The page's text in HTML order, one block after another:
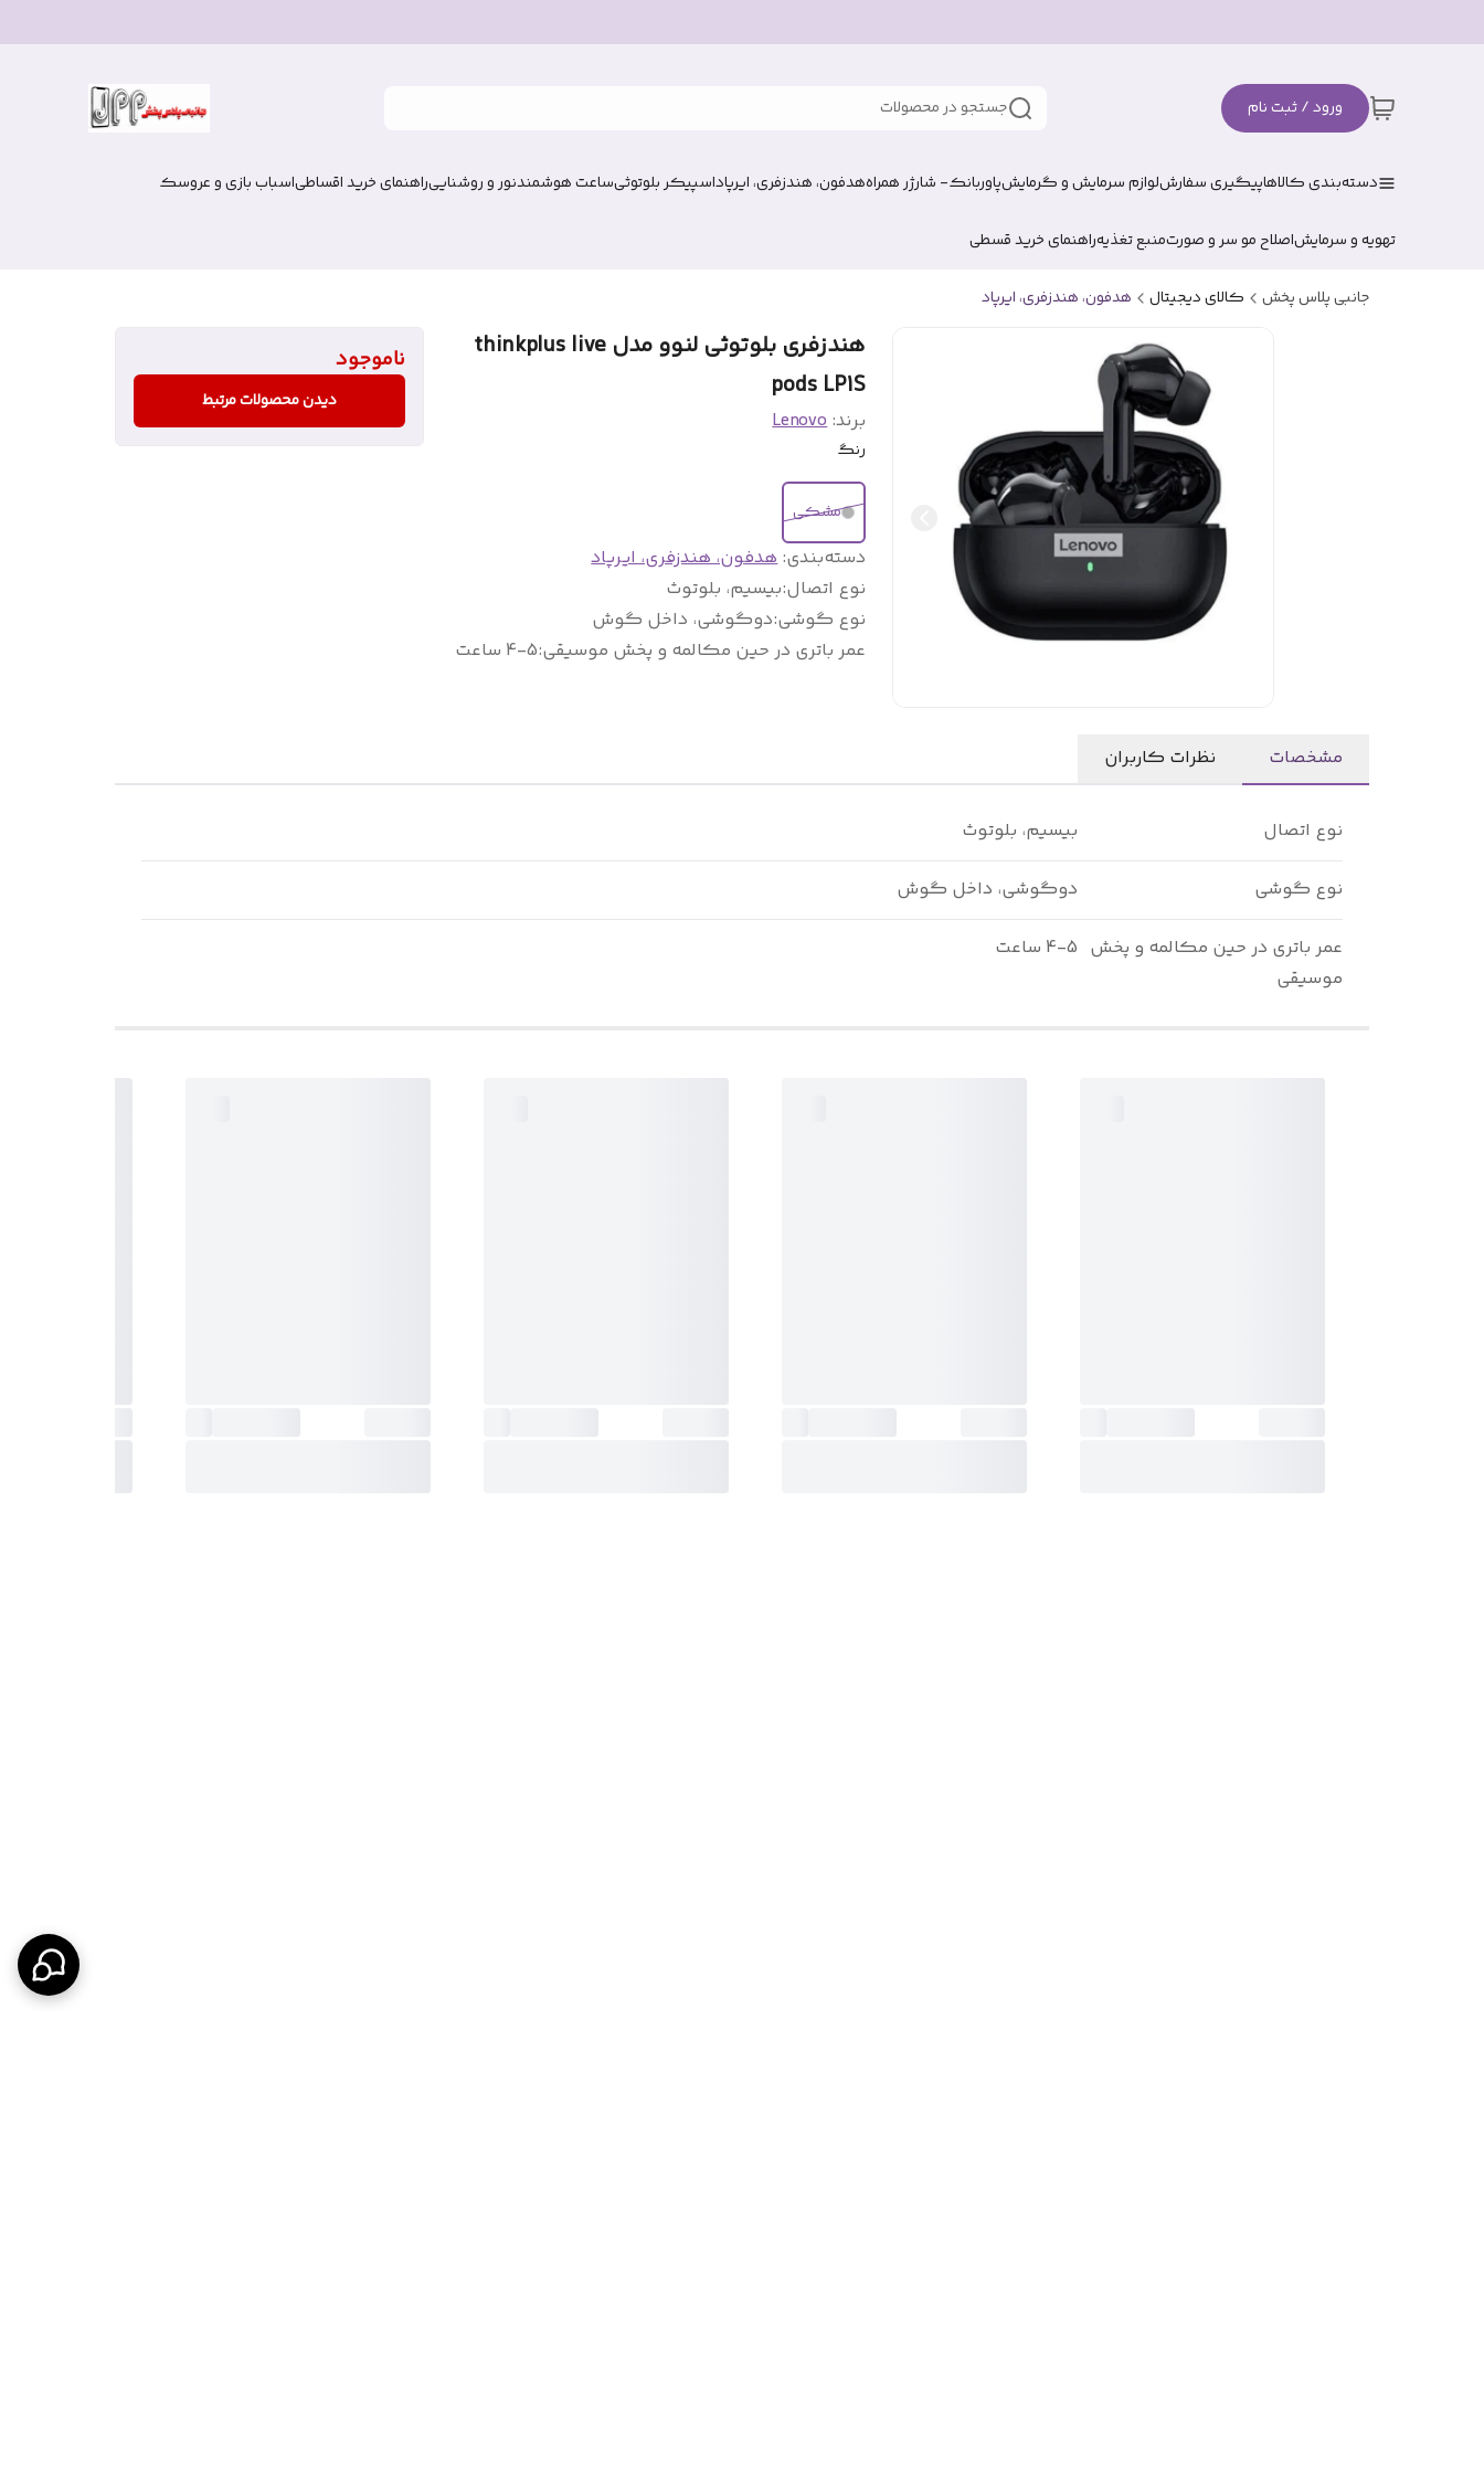
ورود / ثبت نام جستجو در محصولات
دسته‌بندی کالاهاپیگیری سفارشلوازم سرمایش و گرمایشپاوربانک- شارژر همراههدفون، هندزفری، ایرپاداسپیکر بلوتوثیساعت هوشمندنور و روشناییراهنمای خرید اقساطیاسباب بازی و عروسک
تهویه و سرمایشاصلاح مو سر و صورتمنبع تغذیهراهنمای خرید قسطی
جانبی پلاس پخش کالای دیجیتال هدفون، هندزفری، ایرپاد
هندزفری بلوتوثی لنوو مدل thinkplus live
pods LP1S
برند:Lenovo
رنگ
مشکی
دسته‌بندی:هدفون، هندزفری، ایرپاد
نوع اتصال:بیسیم، بلوتوث
نوع گوشی:دوگوشی، داخل گوش
عمر باتری در حین مکالمه و پخش موسیقی:4-5 ساعت
ناموجود
دیدن محصولات مرتبط
مشخصات نظرات کاربران
نوع اتصال بیسیم، بلوتوث
نوع گوشی دوگوشی، داخل گوش
عمر باتری در حین مکالمه و پخش
موسیقی
4-5 ساعت